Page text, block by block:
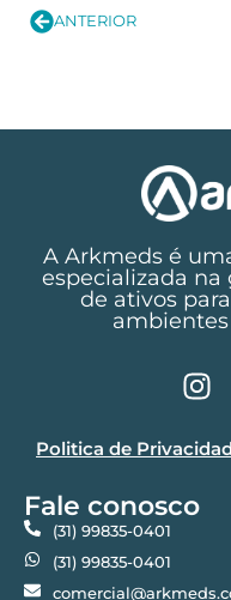
ANTERIOR
A Arkmeds é
especializada
de ativos
Politica de
Fale conosco
(31) 99835-0401
(31) 99835-0401